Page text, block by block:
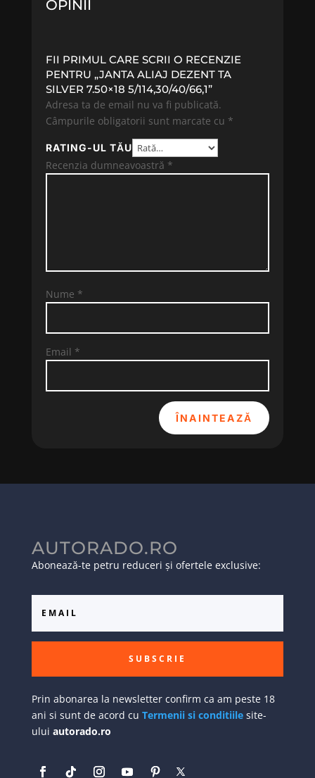
OPINII
FII PRIMUL CARE SCRII O RECENZIE
PENTRU „JANTA ALIAJ DEZENT TA
SILVER 7.50×18 5/114,30/40/66,1”
Adresa ta de email nu va fi publicată.
Câmpurile obligatorii sunt marcate cu *
RATING-UL TĂU
Recenzia dumneavoastră *
Nume *
Email *
ÎNAINTEAZĂ
AUTORADO.RO
Abonează-te petru reduceri și ofertele exclusive:
SUBSCRIE
Prin abonarea la newsletter confirm ca am peste 18
ani si sunt de acord cu Termenii si conditiilesite-
ului autorado.ro